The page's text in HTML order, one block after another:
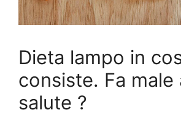
Dieta lampo in
consiste. Fa male
salute ?